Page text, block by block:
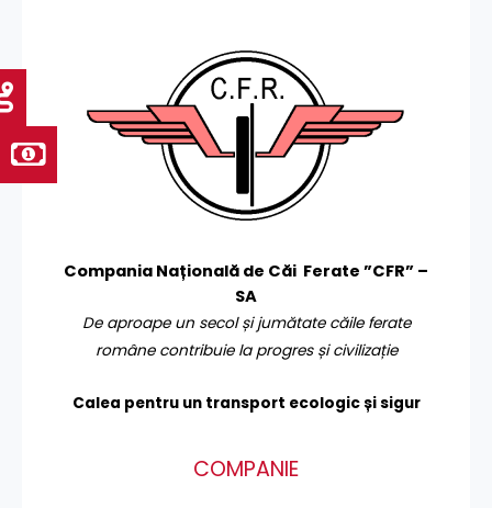
Compania Națională de Căi Ferate ”CFR” –
SA
De aproape un secol și jumătate căile ferate
române contribuie la progres și civilizație
Calea pentru un transport ecologic și sigur
COMPANIE